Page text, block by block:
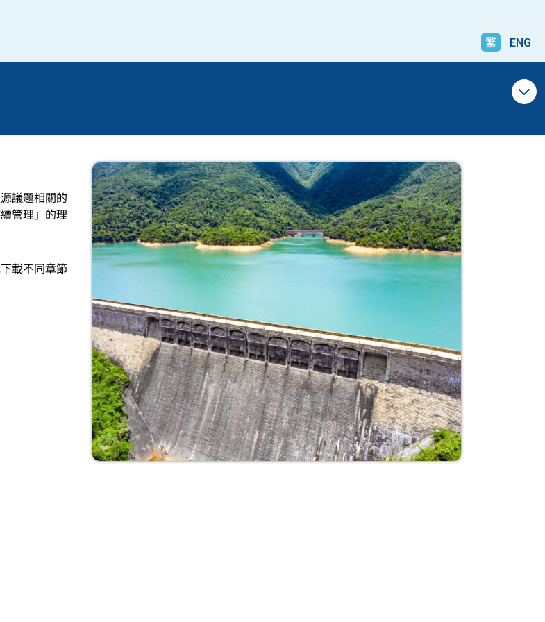
繁 ENG
議題相關的
管理」的理
載不同章節